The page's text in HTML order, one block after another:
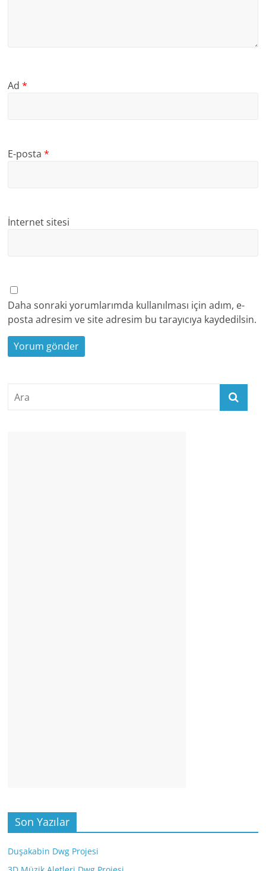
Ad*
E-posta*
İnternet sitesi
Daha sonraki yorumlarımda kullanılması için adım, e-
posta adresim ve site adresim bu tarayıcıya kaydedilsin.
Son Yazılar
Duşakabin Dwg Projesi